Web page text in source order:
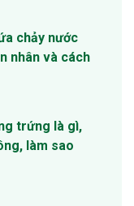
chảy nước
nhân và cách
trứng là gì,
làm sao